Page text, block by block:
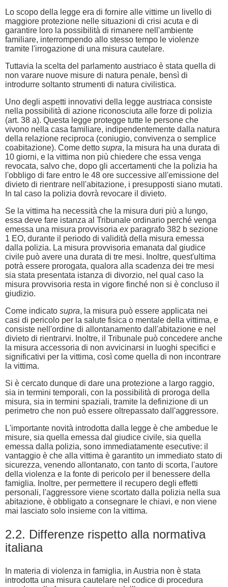
Lo scopo della legge era di fornire alle vittime un livello di
maggiore protezione nelle situazioni di crisi acuta e di
garantire loro la possibilità di rimanere nell'ambiente
familiare, interrompendo allo stesso tempo le violenze
tramite l'irrogazione di una misura cautelare.
Tuttavia la scelta del parlamento austriaco è stata quella di
non varare nuove misure di natura penale, bensì di
introdurre soltanto strumenti di natura civilistica.
Uno degli aspetti innovativi della legge austriaca consiste
nella possibilità di azione riconosciuta alle forze di polizia
(art. 38 a). Questa legge protegge tutte le persone che
vivono nella casa familiare, indipendentemente dalla natura
della relazione reciproca (coniugio, convivenza o semplice
coabitazione). Come detto supra, la misura ha una durata di
10 giorni, e la vittima non più chiedere che essa venga
revocata, salvo che, dopo gli accertamenti che la polizia ha
l'obbligo di fare entro le 48 ore successive all'emissione del
divieto di rientrare nell'abitazione, i presupposti siano mutati.
In tal caso la polizia dovrà revocare il divieto.
Se la vittima ha necessità che la misura duri più a lungo,
essa deve fare istanza al Tribunale ordinario perché venga
emessa una misura provvisoria exparagrafo 382 b sezione
1 EO, durante il periodo di validità della misura emessa
dalla polizia. La misura provvisoria emanata dal giudice
civile può avere una durata di tre mesi. Inoltre, quest'ultima
potrà essere prorogata, qualora alla scadenza dei tre mesi
sia stata presentata istanza di divorzio, nel qual caso la
misura provvisoria resta in vigore finché non si è concluso il
giudizio.
Come indicato supra, la misura può essere applicata nei
casi di pericolo per la salute fisica o mentale della vittima, e
consiste nell'ordine di allontanamento dall'abitazione e nel
divieto di rientrarvi. Inoltre, il Tribunale può concedere anche
la misura accessoria di non avvicinarsi in luoghi specifici e
significativi per la vittima, così come quella di non incontrare
la vittima.
Si è cercato dunque di dare una protezione a largo raggio,
sia in termini temporali, con la possibilità di proroga della
misura, sia in termini spaziali, tramite la definizione di un
perimetro che non può essere oltrepassato dall'aggressore.
L'importante novità introdotta dalla legge è che ambedue le
misure, sia quella emessa dal giudice civile, sia quella
emessa dalla polizia, sono immediatamente esecutive: il
vantaggio è che alla vittima è garantito un immediato stato di
sicurezza, venendo allontanato, con tanto di scorta, l'autore
della violenza e la fonte di pericolo per il benessere della
famiglia. Inoltre, per permettere il recupero degli effetti
personali, l'aggressore viene scortato dalla polizia nella sua
abitazione, è obbligato a consegnare le chiavi, e non viene
mai lasciato solo insieme con la vittima.
2.2. Differenze rispetto alla normativa
italiana
In materia di violenza in famiglia, in Austria non è stata
introdotta una misura cautelare nel codice di procedura